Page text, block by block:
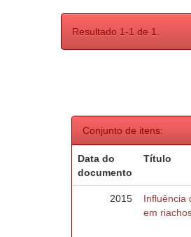
Resultado 1-1 de 1.
Conjunto de itens:
Data do
documento
Título
2015
Influência
em